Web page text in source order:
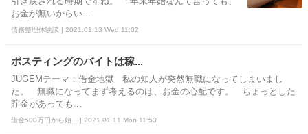
お金が無いからい...
債務整理体験談 | 2021.01.13 Wed 11:02
ポスティングのバイトは稼...
JUGEMテーマ：借金地獄 私の知人が突然無職になってしまいまし
た。 無職になってまず考えるのは、お金の心配です。 ちょっとした
貯金があっても...
借金500万円から始... | 2021.01.11 Mon 11:53